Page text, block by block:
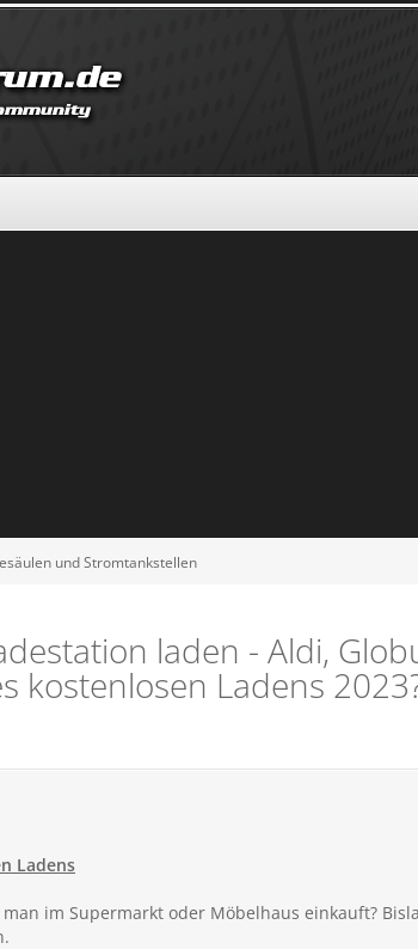
und Stromtankstellen
laden - Aldi,
kostenlosen Ladens
Ladens
im Supermarkt oder Möbelhaus einkauft?